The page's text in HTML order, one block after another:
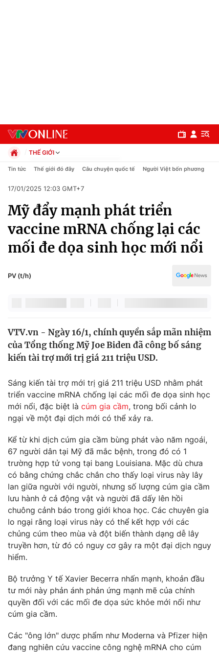
Chuyên mục
Chính trị
Xã hội
Pháp luật
Thế giới
Tin tức
Câu chuyện quốc tế
Kinh tế
Tài chính
Thị trường
Góc doanh nghiệp
Dữ liệu và đời sống
Truyền hình
Phim VTV
Hậu trường
Nhân vật
Khán giả
Giải sao mai
Giải trí
Điện ảnh
Âm nhạc
Sao
Đời sống
Du lịch
Làm đẹp
Chất lượng cuộc sống
Giáo dục
Tuyển sinh
Học trực tuyến
Công nghệ
Hitech Công nghệ tương lai
Sản phẩm
Thị trường
Tư vấn
Giao lưu trực tuyến
Lịch phát sóng
Emagazine Podcast
THẾ GIỚI
Chính trị
Pháp luật
Kinh tế
Thể thao
Truyền hình
Văn hóa - Giải trí
Tin tức Thế giới đó đây Câu chuyện quốc tế Người Việt bốn phương
17/01/2025 12:03 GMT+7
Mỹ đẩy mạnh phát triển
vaccine mRNA chống lại các
mối đe dọa sinh học mới nổi
PV (t/h)
VTV.vn - Ngày 16/1, chính quyền sắp mãn nhiệm
của Tổng thống Mỹ Joe Biden đã công bố sáng
kiến tài trợ mới trị giá 211 triệu USD.
Sáng kiến tài trợ mới trị giá 211 triệu USD nhằm phát
triển vaccine mRNA chống lại các mối đe dọa sinh học
mới nổi, đặc biệt là cúm gia cầm, trong bối cảnh lo
ngại về một đại dịch mới có thể xảy ra.
Kể từ khi dịch cúm gia cầm bùng phát vào năm ngoái,
67 người dân tại Mỹ đã mắc bệnh, trong đó có 1
trường hợp tử vong tại bang Louisiana. Mặc dù chưa
có bằng chứng chắc chắn cho thấy loại virus này lây
lan giữa người với người, nhưng số lượng cúm gia cầm
lưu hành ở cả động vật và người đã dấy lên hồi
chuông cảnh báo trong giới khoa học. Các chuyên gia
lo ngại rằng loại virus này có thể kết hợp với các
chủng cúm theo mùa và đột biến thành dạng dễ lây
truyền hơn, từ đó có nguy cơ gây ra một đại dịch nguy
hiểm.
Bộ trưởng Y tế Xavier Becerra nhấn mạnh, khoản đầu
tư mới này phản ánh phản ứng mạnh mẽ của chính
quyền đối với các mối đe dọa sức khỏe mới nổi như
cúm gia cầm.
Các "ông lớn" dược phẩm như Moderna và Pfizer hiện
đang nghiên cứu vaccine công nghệ mRNA cho cúm